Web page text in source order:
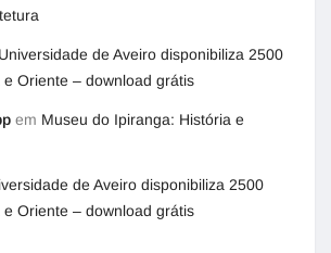
Universidade de Aveiro disponibiliza 2500
Oriente – download grátis
em Museu do Ipiranga: História e
de Aveiro disponibiliza 2500
Oriente – download grátis